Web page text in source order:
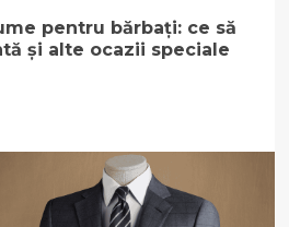
pentru bărbați: ce să
și alte ocazii speciale